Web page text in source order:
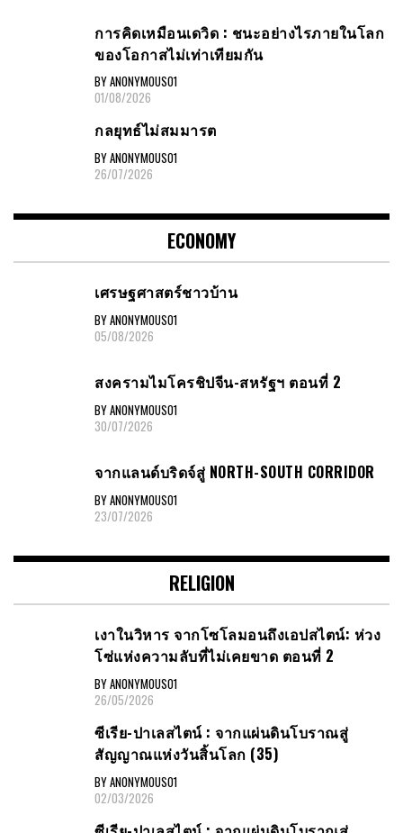
การคิดเหมือนเดวิด : ชนะอย่างไรภายในโลก
ของโอกาสไม่เท่าเทียมกัน
BY ANONYMOUS01
01/08/2026
กลยุทธ์ไม่สมมารต
BY ANONYMOUS01
26/07/2026
ECONOMY
เศรษฐศาสตร์ชาวบ้าน
BY ANONYMOUS01
05/08/2026
สงครามไมโครชิปจีน-สหรัฐฯ ตอนที่ 2
BY ANONYMOUS01
30/07/2026
จากแลนด์บริดจ์สู่ NORTH-SOUTH CORRIDOR
BY ANONYMOUS01
23/07/2026
RELIGION
เงาในวิหาร จากโซโลมอนถึงเอปสไตน์: ห่วง
โซ่แห่งความลับที่ไม่เคยขาด ตอนที่ 2
BY ANONYMOUS01
26/05/2026
ซีเรีย​-ปาเลสไตน์​ : จากแผ่นดินโบราณสู่
สัญญาณ​แห่งวันสิ้นโลก​ (35)
BY ANONYMOUS01
02/03/2026